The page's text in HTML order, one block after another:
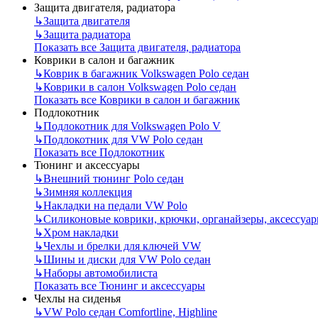
Защита двигателя, радиатора
↳Защита двигателя
↳Защита радиатора
Показать все Защита двигателя, радиатора
Коврики в салон и багажник
↳Коврик в багажник Volkswagen Polo седан
↳Коврики в салон Volkswagen Polo седан
Показать все Коврики в салон и багажник
Подлокотник
↳Подлокотник для Volkswagen Polo V
↳Подлокотник для VW Polo седан
Показать все Подлокотник
Тюнинг и аксессуары
↳Внешний тюнинг Polo седан
↳Зимняя коллекция
↳Накладки на педали VW Polo
↳Силиконовые коврики, крючки, органайзеры,
↳Хром накладки
↳Чехлы и брелки для ключей VW
↳Шины и диски для VW Polo седан
↳Наборы автомобилиста
Показать все Тюнинг и аксессуары
Чехлы на сиденья
↳VW Polo седан Comfortline, Highline